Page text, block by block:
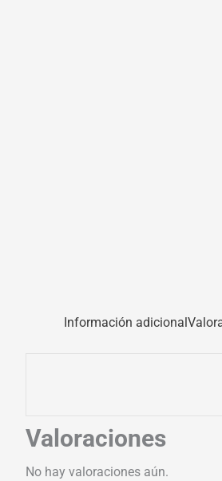
Información adicional
Valoraciones
No hay valoraciones aún.